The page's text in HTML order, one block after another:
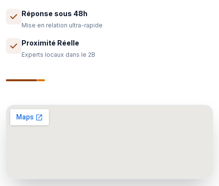
Réponse sous 48h
Mise en relation ultra-rapide
Proximité Réelle
Experts locaux dans le 2B